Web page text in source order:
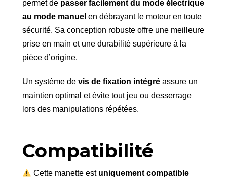
permet de passer facilement du mode électrique
au mode manuel en débrayant le moteur en toute
sécurité. Sa conception robuste offre une meilleure
prise en main et une durabilité supérieure à la
pièce d’origine.
Un système de vis de fixation intégréassure un
maintien optimal et évite tout jeu ou desserrage
lors des manipulations répétées.
Compatibilité
Cette manette est uniquement compatible